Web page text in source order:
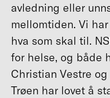
avledning eller
mellomtiden. Vi
hva som skal til.
for helse, og både
Christian Vestre
Trøen har lovet å